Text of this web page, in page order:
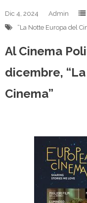
Dic 4, 2024 Admin
“La Notte Europa del
Al Cinema
dicembre,
Cinema”